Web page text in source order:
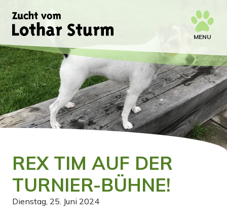
MENU
REX TIM AUF DER
TURNIER-BÜHNE!
Dienstag, 25. Juni 2024